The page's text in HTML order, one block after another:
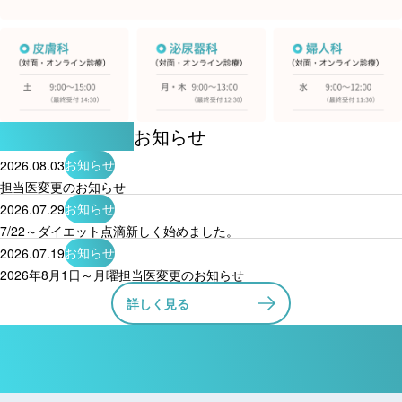
NEWSお知らせ
2026.08.03お知らせ
担当医変更のお知らせ
2026.07.29お知らせ
7/22～ダイエット点滴新しく始めました。
2026.07.19お知らせ
2026年8月1日～月曜担当医変更のお知らせ
詳しく見る